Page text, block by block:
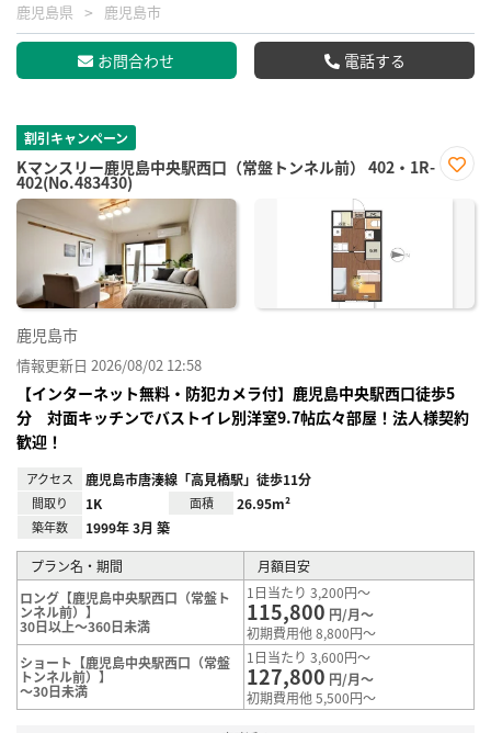
鹿児島県 鹿児島市
お問合わせ 電話する
割引キャンペーン
Kマンスリー鹿児島中央駅西口（常盤トンネル前） 402・1R-
402(No.483430)
に入
鹿児島市
情報更新日 2026/08/02 12:58
【インターネット無料・防犯カメラ付】鹿児島中央駅西口徒歩5
分 対面キッチンでバストイレ別洋室9.7帖広々部屋！法人様契約
歓迎！
アクセス 鹿児島市唐湊線「高見橋駅」徒歩11分
間取り 1K 面積 26.95m²
築年数 1999年 3月 築
プラン名・期間
月額目安
ロング【鹿児島中央駅西口（常盤ト
ンネル前）】
30日以上～360日未満
1日当たり 3,200円～
115,800 円/月～
初期費用他 8,800円～
ショート【鹿児島中央駅西口（常盤
トンネル前）】
～30日未満
1日当たり 3,600円～
127,800 円/月～
初期費用他 5,500円～